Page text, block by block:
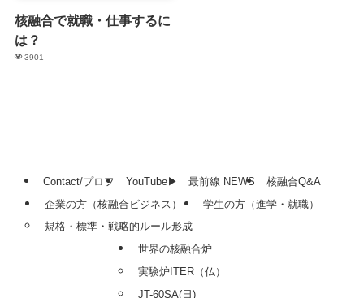
核融合で就職・仕事するに
は？
3901
Contact/プロフ YouTube▶ 最前線 NEWS
核融合Q&A
企業の方（核融合ビジネス）
規格・標準・戦略的ルール形成
学生の方（進学・就職）
世界の核融合炉
実験炉ITER（仏）
JT-60SA(日)